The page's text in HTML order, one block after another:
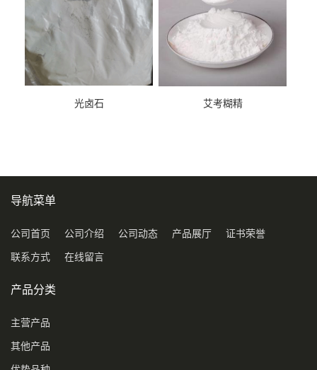
光卤石 艾考糊精
导航菜单
公司首页 公司介绍 公司动态 产品展厅 证书荣誉
联系方式 在线留言
产品分类
主营产品
其他产品